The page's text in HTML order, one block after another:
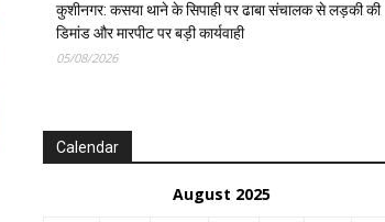
कुशीनगर: कसया थाने के सिपाही पर ढाबा संचालक से लड़की की
डिमांड और मारपीट पर बड़ी कार्यवाही
05/08/2026
Calendar
August 2025